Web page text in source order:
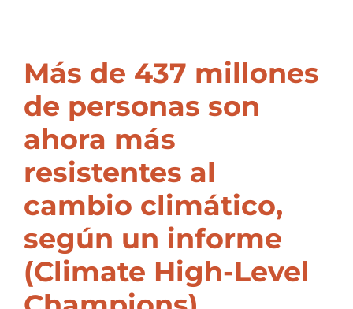
Más de 437 millones
de personas son
ahora más
resistentes al
cambio climático,
según un informe
(Climate High-Level